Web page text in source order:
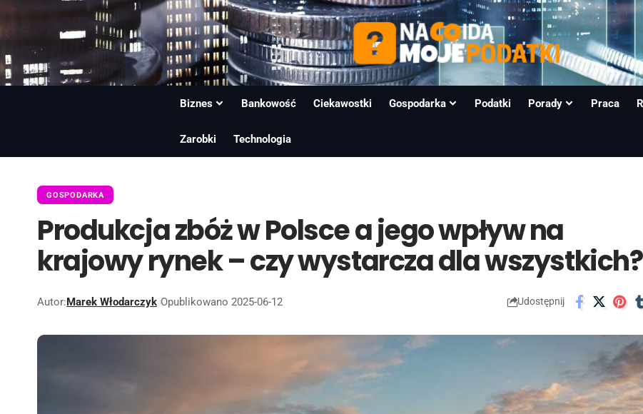
Biznes Bankowość Ciekawostki Gospodarka Podatki Porady Praca
Zarobki Technologia
GOSPODARKA
Produkcja zbóż w Polsce a jego wpływ na
krajowy rynek – czy wystarcza dla wszystkich?
Autor:Marek Włodarczyk Opublikowano 2025-06-12 Udostępnij